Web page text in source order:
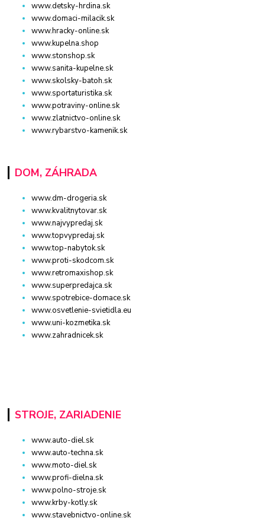
www.detsky-hrdina.sk
www.domaci-milacik.sk
www.hracky-online.sk
www.kupelna.shop
www.stonshop.sk
www.sanita-kupelne.sk
www.skolsky-batoh.sk
www.sportaturistika.sk
www.potraviny-online.sk
www.zlatnictvo-online.sk
www.rybarstvo-kamenik.sk
DOM, ZÁHRADA
www.dm-drogeria.sk
www.kvalitnytovar.sk
www.najvypredaj.sk
www.topvypredaj.sk
www.top-nabytok.sk
www.proti-skodcom.sk
www.retromaxishop.sk
www.superpredajca.sk
www.spotrebice-domace.sk
www.osvetlenie-svietidla.eu
www.uni-kozmetika.sk
www.zahradnicek.sk
STROJE, ZARIADENIE
www.auto-diel.sk
www.auto-techna.sk
www.moto-diel.sk
www.profi-dielna.sk
www.polno-stroje.sk
www.krby-kotly.sk
www.stavebnictvo-online.sk